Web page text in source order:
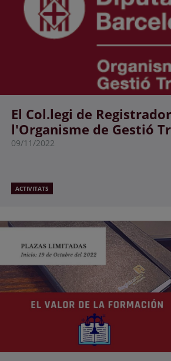
El Col.legi de
l'Organisme de Gestió
signen un conveni.
09/11/2022
ACTIVITATS